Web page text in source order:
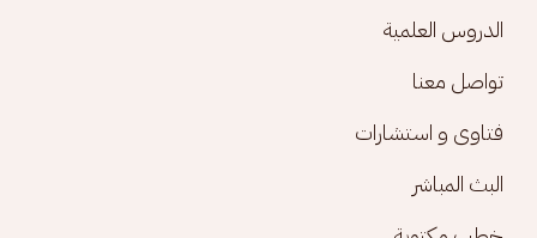
الدروس العلمية
تواصل معنا
فتاوى و استشارات
البث المباشر